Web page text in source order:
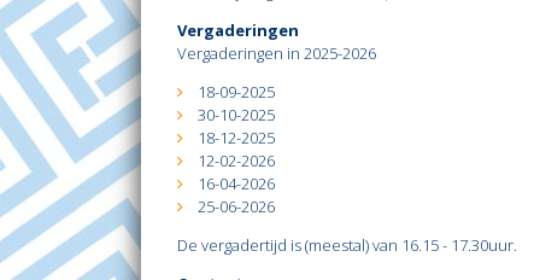
Vergaderingen
Vergaderingen in 2025-2026
18-09-2025
30-10-2025
18-12-2025
12-02-2026
16-04-2026
25-06-2026
De vergadertijd is (meestal) van 16.15 - 17.30uur.